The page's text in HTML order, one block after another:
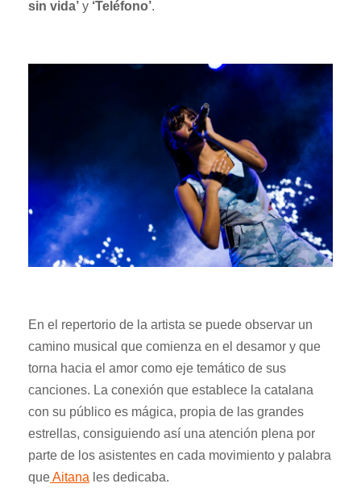
sin vida’ y ‘Teléfono’.
En el repertorio de la artista se puede observar un
camino musical que comienza en el desamor y que
torna hacia el amor como eje temático de sus
canciones. La conexión que establece la catalana
con su público es mágica, propia de las grandes
estrellas, consiguiendo así una atención plena por
parte de los asistentes en cada movimiento y palabra
queAitana les dedicaba.